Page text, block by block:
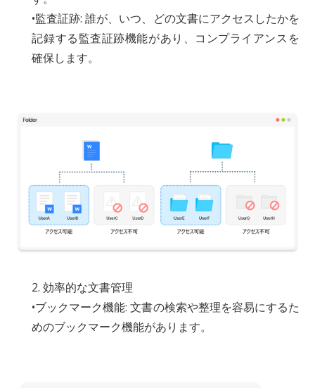
•監査証跡: 誰が、いつ、どの文書にアクセスしたかを
記録する監査証跡機能があり、コンプライアンスを
確保します。
2. 効率的な文書管理
•ブックマーク機能: 文書の検索や整理を容易にするた
めのブックマーク機能があります。